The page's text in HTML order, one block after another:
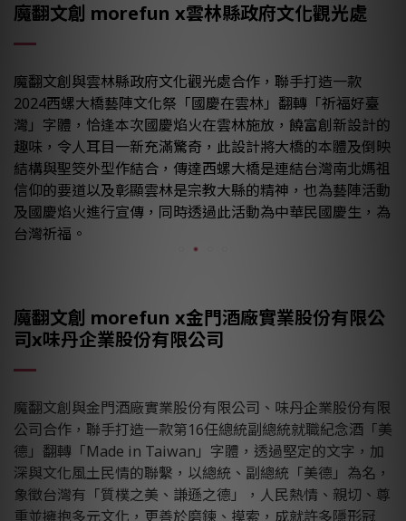
魔翻文創 morefun x雲林縣政府文化觀光處
魔翻文創與雲林縣政府文化觀光處合作，聯手打造一款
2024西螺大橋藝陣文化祭「國慶在雲林」翻轉「祈福好臺
灣」字體，恰逢本次國慶焰火在雲林施放，饒富創新設計的
趣味，令人耳目一新充滿驚奇，此設計將大橋的本體及倒映
結構與聖筊外型作結合，傳達西螺大橋是連結台灣南北媽祖
信仰的要道以及彰顯雲林是宗教大縣的精神，也為藝陣活動
及國慶焰火進行宣傳，同時透過此活動為中華民國慶生，為
台灣祈福。
魔翻文創 morefun x金門酒廠實業股份有限公
司x味丹企業股份有限公司
魔翻文創與金門酒廠實業股份有限公司、味丹企業股份有限
公司合作，聯手打造一款第16任總統副總統就職紀念酒「美
德」翻轉「Made in Taiwan」字體，透過堅定的文字，加
深與文化風土民情的聯繫，以總統、副總統「美德」為名，
象徵台灣有「質樸之美、謙遜之德」，人民熱情、親切、尊
重並擁抱多元文化，更善於磨鍊、摸索，成就許多隱形冠